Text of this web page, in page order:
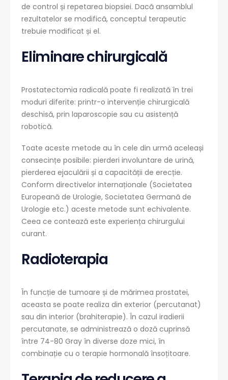
de control și repetarea biopsiei. Dacă ansamblul
rezultatelor se modifică, conceptul terapeutic
trebuie modificat și el.
Eliminare chirurgicală
Prostatectomia radicală poate fi realizată în trei
moduri diferite: printr-o intervenție chirurgicală
deschisă, prin laparoscopie sau cu asistență
robotică.
Toate aceste metode au în cele din urmă aceleași
consecințe posibile: pierderi involuntare de urină,
pierderea ejaculării și a capacității de erecție.
Conform directivelor internaționale (Societatea
Europeană de Urologie, Societatea Germană de
Urologie etc.) aceste metode sunt echivalente.
Ceea ce contează este experiența chirurgului
curant.
Radioterapia
În funcție de tumoare și de mărimea prostatei,
aceasta se poate realiza din exterior (percutanat)
sau din interior (brahiterapie). În cazul iradierii
percutanate, se administrează o doză cuprinsă
între 74-80 Gray în diverse doze mici, în
combinație cu o terapie hormonală însoțitoare.